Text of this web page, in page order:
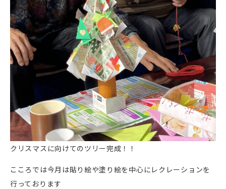
クリスマスに向けてのツリー完成！！
こころでは今月は貼り絵や塗り絵を中心にレクレーションを
行っております